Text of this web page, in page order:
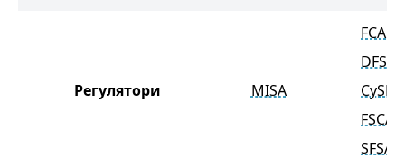
Регулятори MISA
FCA
DFSA
CySEC
FSCA
SFSA